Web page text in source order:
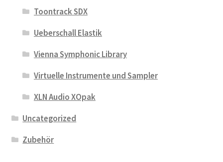
Toontrack SDX
Ueberschall Elastik
Vienna Symphonic Library
Virtuelle Instrumente und Sampler
XLN Audio XOpak
Uncategorized
Zubehör